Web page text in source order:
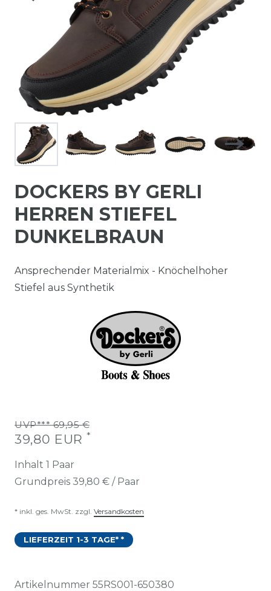
DOCKERS BY GERLI
HERREN STIEFEL
DUNKELBRAUN
Ansprechender Materialmix - Knöchelhoher
Stiefel aus Synthetik
UVP*** 69,95 €
39,80 EUR *
Inhalt 1 Paar
Grundpreis 39,80 € / Paar
* inkl. ges. MwSt. zzgl. Versandkosten
LIEFERZEIT 1-3 TAGE* *
Artikelnummer 55RS001-650380